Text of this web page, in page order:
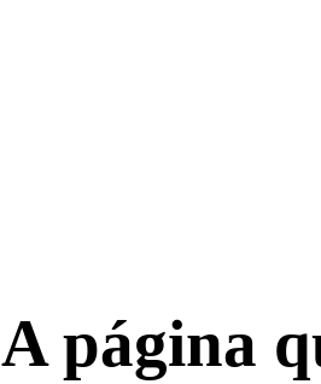
A página